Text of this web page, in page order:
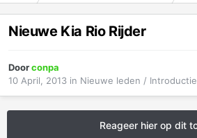
Nieuwe Kia Rio Rijder
Doorconpa
10 April, 2013 in Nieuwe leden / Introductie
Reageer hier op dit